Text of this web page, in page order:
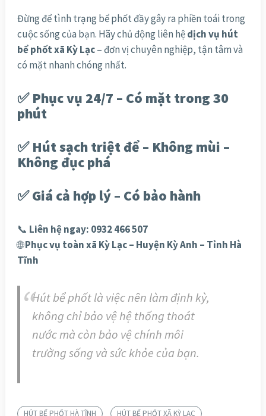
Đừng để tình trạng bể phốt đầy gây ra phiền toái trong
cuộc sống của bạn. Hãy chủ động liên hệdịch vụ hút
bể phốt xã Kỳ Lạc– đơn vị chuyên nghiệp, tận tâm và
có mặt nhanh chóng nhất.
✅ Phục vụ 24/7 – Có mặt trong 30
phút
✅ Hút sạch triệt để – Không mùi –
Không đục phá
✅ Giá cả hợp lý – Có bảo hành
📞 Liên hệ ngay: 0932 466 507
🌐Phục vụ toàn xã Kỳ Lạc – Huyện Kỳ Anh – Tỉnh Hà
Tĩnh
Hút bể phốt là việc nên làm định kỳ,
không chỉ bảo vệ hệ thống thoát
nước mà còn bảo vệ chính môi
trường sống và sức khỏe của bạn.
HÚT BỂ PHỐT HÀ TĨNH
HÚT BỂ PHỐT XÃ KỲ LẠC